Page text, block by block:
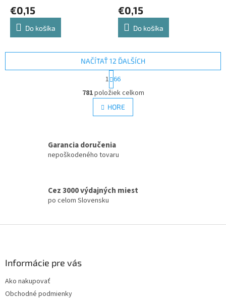
€0,15
Do košíka
€0,15
Do košíka
O
v
l
á
c
i
v
v
NAČÍTAŤ 12 ĎALŠÍCH
t
r
á
n
k
a
n
i
1 66
781položiek celkom
HORE
Garancia doručenia
nepoškodeného tovaru
Cez 3000 výdajných miest
po celom Slovensku
Informácie pre vás
Ako nakupovať
Obchodné podmienky